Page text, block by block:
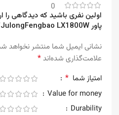
0
اولین نفری باشید که دیدگاهی
پاور JulongFengbao LX1800W”
نشانی ایمیل شما منتشر نخواهد
علامت‌گذاری شده‌اند*
امتیاز شما *
Value for money
Durability